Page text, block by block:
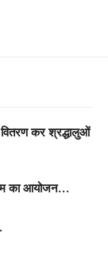
कर श्रद्धालुओं
का आयोजन…